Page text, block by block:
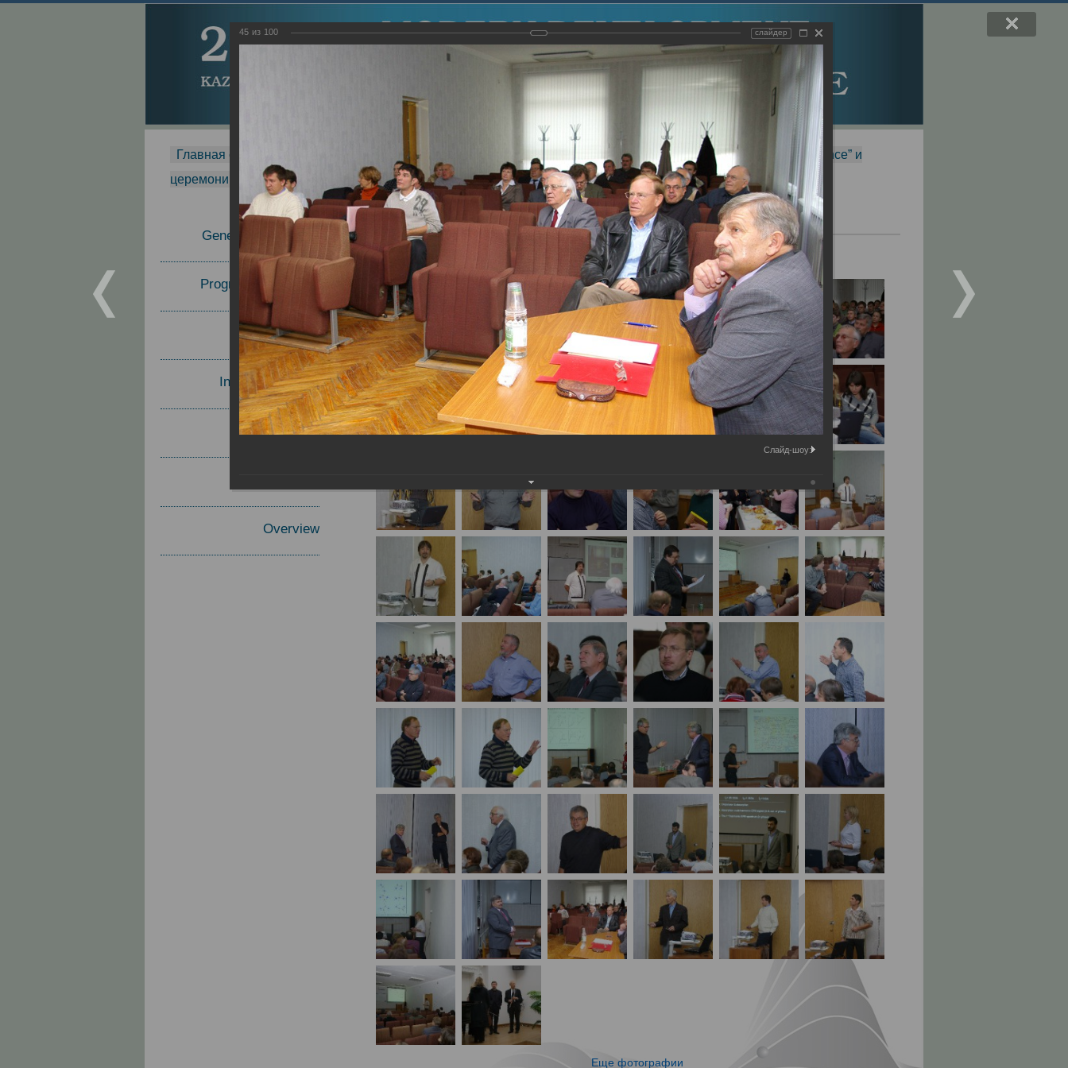
Главная страница
Международная конференция “Modern Development of Magnetic Resonance” и
церемонии вручения премии Zavoisky Award - 2008 г.
General Information
Program Committee
Topics
Invited Speakers
Materials
Overview
Report
2008 г.
Еще фотографии
45 из 100 слайдер
Слайд-шоу: